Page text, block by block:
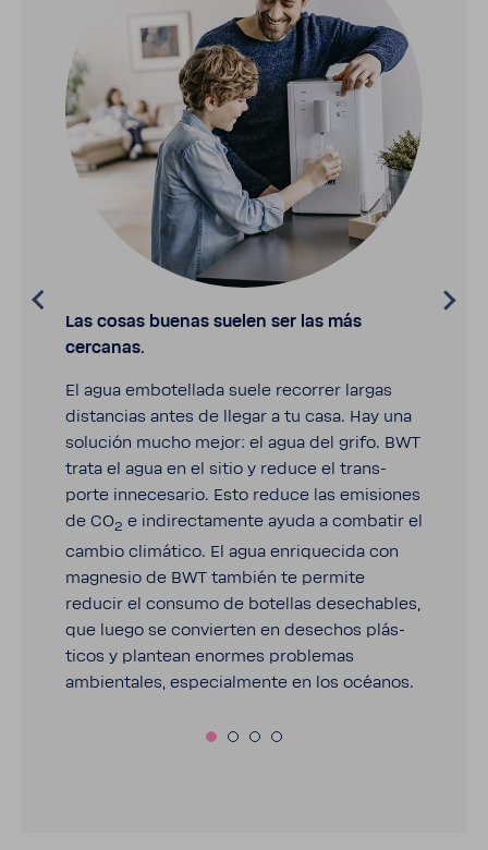
Las cosas buenas suelen ser las más
cercanas.
El agua embo­te­llada suele reco­rrer largas
distan­cias antes de llegar a tu casa. Hay una
solu­ción mucho mejor: el agua del grifo. BWT
trata el agua en el sitio y reduce el trans­
porte inne­ce­sario. Esto reduce las emisiones
de CO2 e indi­rec­ta­mente ayuda a combatir el
cambio climá­tico. El agua enri­que­cida con
magnesio de BWT también te permite
reducir el consumo de bote­llas desecha­bles,
que luego se convierten en desechos plás­
ticos y plan­tean enormes problemas
ambien­tales, espe­cial­mente en los océanos.